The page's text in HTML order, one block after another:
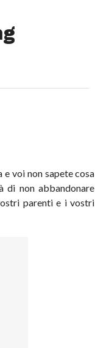
voi non sapete cosa
di non abbandonare
parenti e i vostri